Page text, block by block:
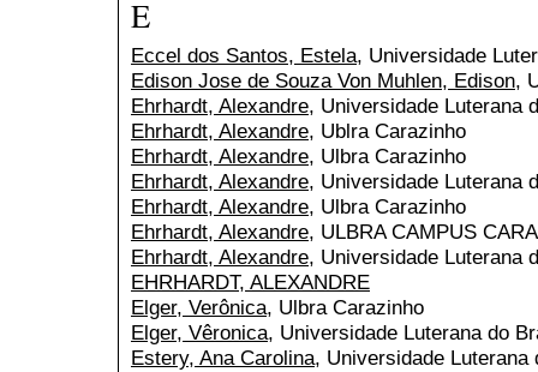
E
Eccel dos Santos, Estela, Universidade
Edison Jose de Souza Von Muhlen, Edison,
Ehrhardt, Alexandre, Universidade Luterana
Ehrhardt, Alexandre, Ublra Carazinho
Ehrhardt, Alexandre, Ulbra Carazinho
Ehrhardt, Alexandre, Universidade Luterana
Ehrhardt, Alexandre, Ulbra Carazinho
Ehrhardt, Alexandre, ULBRA CAMPUS
Ehrhardt, Alexandre, Universidade Luterana
EHRHARDT, ALEXANDRE
Elger, Verônica, Ulbra Carazinho
Elger, Vêronica, Universidade Luterana do
Estery, Ana Carolina, Universidade